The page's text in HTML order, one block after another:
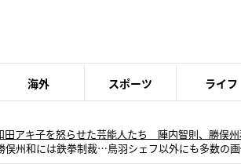
海外 スポーツ ライフ
田アキ子を怒らせた芸能人たち 陣内智則、勝俣
州和には鉄拳制裁…鳥羽シェフ以外にも多数の画